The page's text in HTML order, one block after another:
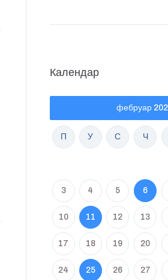
Календар
фебруар
П У С Ч
3 4 5 6
10 11 12 13
17 18 19 20
24 25 26 27